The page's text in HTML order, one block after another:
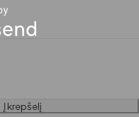
Į krepšelį